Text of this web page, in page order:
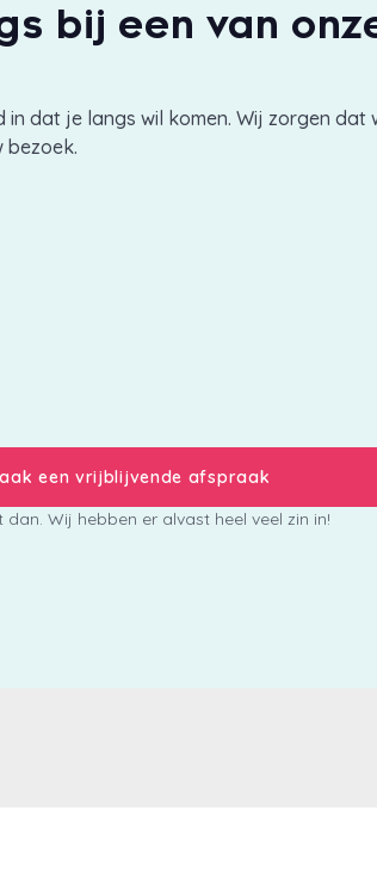
bij een van
in dat je langs wil komen. Wij zorgen dat
bezoek.
een vrijblijvende afspraak
dan. Wij hebben er alvast heel veel zin in!